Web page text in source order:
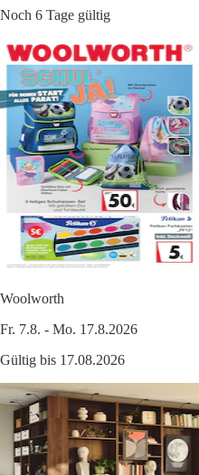
Noch 6 Tage gültig
Woolworth
Fr. 7.8. - Mo. 17.8.2026
Gültig bis 17.08.2026